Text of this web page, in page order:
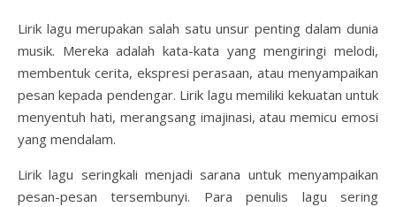
Lirik lagu merupakan salah satu unsur penting dalam dunia
musik. Mereka adalah kata-kata yang mengiringi melodi,
membentuk cerita, ekspresi perasaan, atau menyampaikan
pesan kepada pendengar. Lirik lagu memiliki kekuatan untuk
menyentuh hati, merangsang imajinasi, atau memicu emosi
yang mendalam.
Lirik lagu seringkali menjadi sarana untuk menyampaikan
pesan-pesan tersembunyi. Para penulis lagu sering